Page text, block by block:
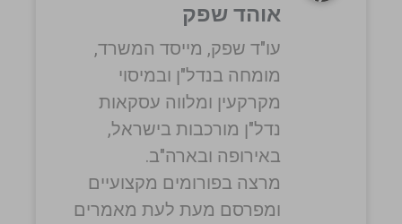
אוהד שפק
עו"ד שפק, מייסד המשרד,
מומחה בנדל"ן ובמיסוי
מקרקעין ומלווה עסקאות
נדל"ן מורכבות בישראל,
באירופה ובארה"ב.
מרצה בפורומים מקצועיים
ומפרסם מעת לעת מאמרים